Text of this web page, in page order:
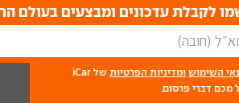
לקבלת עדכונים ומבצעים בעולם
השימוש ומדיניות הפרטיות
של iCar
מכם דברי פרסום.